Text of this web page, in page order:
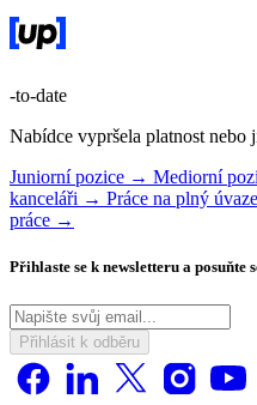
-to-date
Nabídce vypršela platnost nebo
Juniorní pozice → Mediorní
kanceláři → Práce na plný
práce →
Přihlaste se k newsletteru a posuňte
Přihlásit k odběru